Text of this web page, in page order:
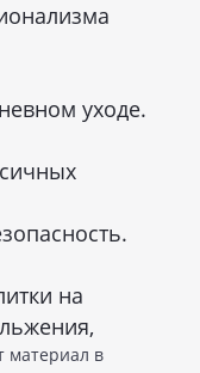
уходе.
на
материал в